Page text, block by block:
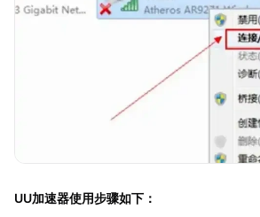
UU加速器使用步骤如下：